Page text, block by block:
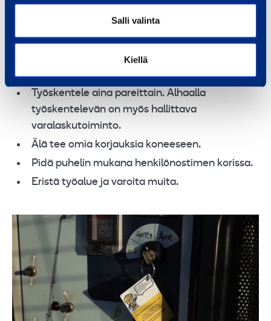
Salli valinta
Kiellä
Ennen kuin lasket nostimen, varmista että
Opettele varalaskujärjestelmä etukäteen.
Jokaisella valmistajalla ja eri malleilla voi olla
eroavuuksia.
Työskentele aina pareittain. Alhaalla
työskentelevän on myös hallittava
varalaskutoiminto.
Älä tee omia korjauksia koneeseen.
Pidä puhelin mukana henkilönostimen korissa.
Eristä työalue ja varoita muita.